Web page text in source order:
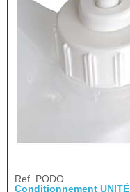
Ref. PODO
Conditionnement UNITÉ